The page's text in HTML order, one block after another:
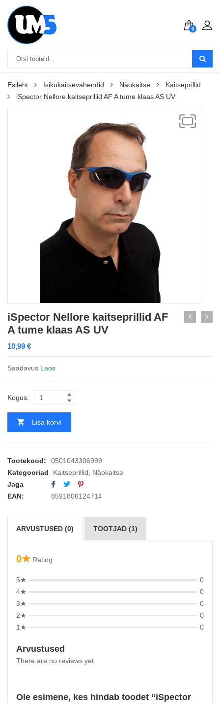
0
Esileht Isikukaitsevahendid Näokaitse
Kaitseprillid
iSpector Nellore kaitseprillid AF A tume klaas AS UV
iSpector Nellore kaitseprillid AF
A tume klaas AS UV
10,99 €
Saadavus Laos
Kogus:
Lisa korvi
Tootekood:
0501043306999
Kategooriad
Kaitseprillid
Näokaitse
Jaga
EAN:
8591806124714
ARVUSTUSED (0) TOOTJAD (1)
0★ Rating
5★
0
4★
0
3★
0
2★
0
1★
0
Arvustused
There are no reviews yet
Ole esimene, kes hindab toodet “iSpector